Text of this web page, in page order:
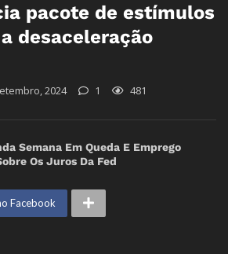
pacote de estímulos
desaceleração
2024 1 481
Semana Em Queda E Emprego
Os Juros Da Fed
Facebook